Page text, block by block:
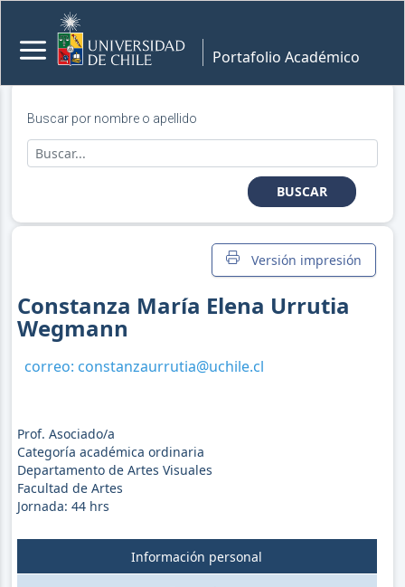
Portafolio Académico
Buscar por nombre o apellido
BUSCAR
Versión impresión
Constanza María Elena Urrutia
Wegmann
correo: constanzaurrutia@uchile.cl
Prof. Asociado/a
Categoría académica ordinaria
Departamento de Artes Visuales
Facultad de Artes
Jornada: 44hrs
Información personal